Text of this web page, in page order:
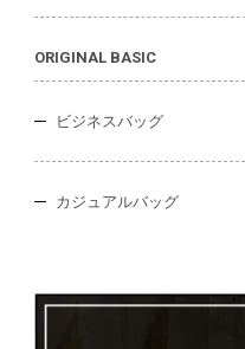
ORIGINAL BASIC
ビジネスバッグ
カジュアルバッグ